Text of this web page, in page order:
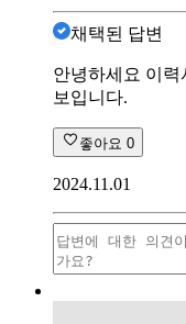
채택된 답변
안녕하세요 이
보입니다.
좋아요 0
2024.11.01